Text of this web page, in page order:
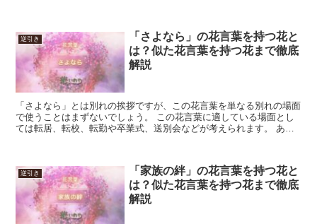
逆引き
「さよなら」の花言葉を持つ花と
は？似た花言葉を持つ花まで徹底
解説
「さよなら」とは別れの挨拶ですが、この花言葉を単なる別れの場面
で使うことはまずないでしょう。 この花言葉に適している場面とし
ては転居、転校、転勤や卒業式、送別会などが考えられます。 ある
逆引き
「家族の絆」の花言葉を持つ花と
は？似た花言葉を持つ花まで徹底
解説